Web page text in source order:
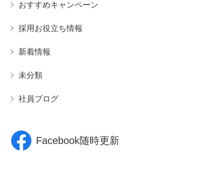
おすすめキャンペーン
採用お役立ち情報
新着情報
未分類
社員ブログ
Facebook随時更新